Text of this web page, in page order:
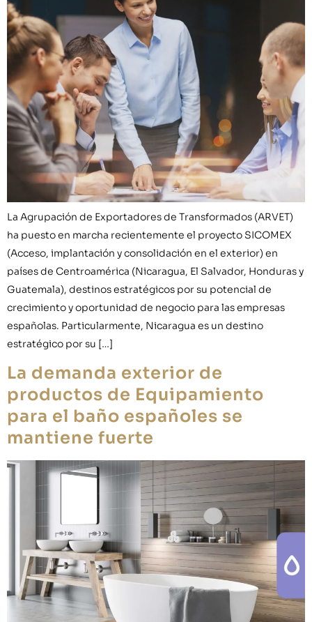
La Agrupación de Exportadores de Transformados (ARVET)
ha puesto en marcha recientemente el proyecto SICOMEX
(Acceso, implantación y consolidación en el exterior) en
países de Centroamérica (Nicaragua, El Salvador, Honduras y
Guatemala), destinos estratégicos por su potencial de
crecimiento y oportunidad de negocio para las empresas
españolas. Particularmente, Nicaragua es un destino
estratégico por su […]
La demanda exterior de
productos de Equipamiento
para el baño españoles se
mantiene fuerte